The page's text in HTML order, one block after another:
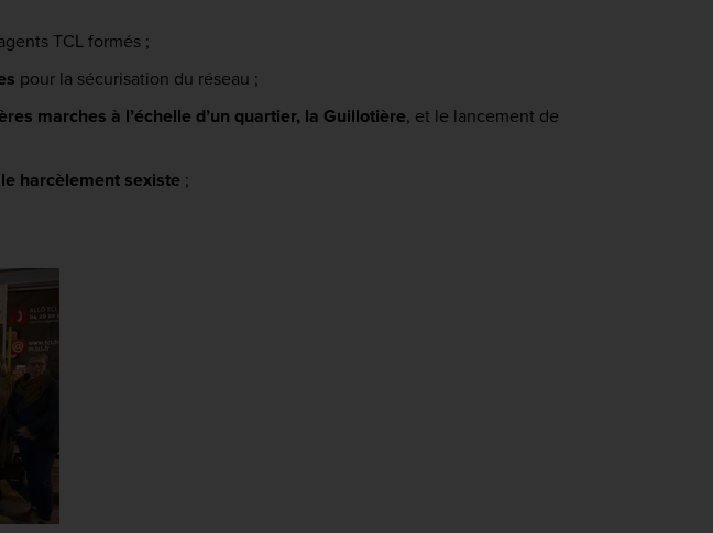
TCL formés ;
pour la sécurisation du réseau ;
marches à l’échelle d’un quartier, la Guillotière, et le lancement de
harcèlement sexiste ;